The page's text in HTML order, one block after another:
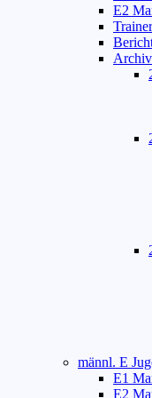
E2
Archiv
männl. E
E1
E2